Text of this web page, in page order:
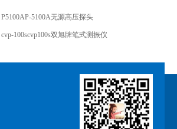
P5100AP-5100A无源高压探头
cvp-100scvp100s双旭牌笔式测振仪